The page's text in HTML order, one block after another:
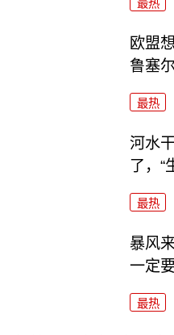
最热
欧盟
鲁塞
最热
河水
了，“
最热
暴风
一定
最热